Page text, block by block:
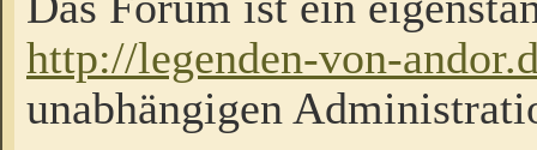
http://legenden-von-
unabhängigen